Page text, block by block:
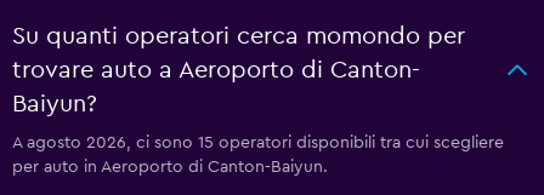
Su quanti operatori cerca momondo per
trovare auto a Aeroporto di Canton-
Baiyun?
A agosto 2026, ci sono 15 operatori disponibili tra cui scegliere
per auto in Aeroporto di Canton-Baiyun.